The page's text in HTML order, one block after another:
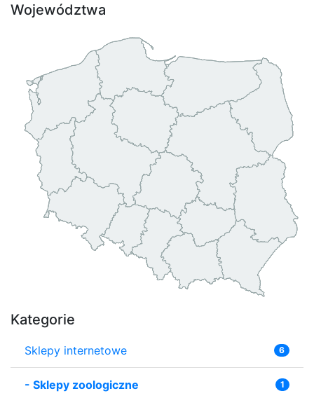
Województwa
Kategorie
Sklepy internetowe 6
- Sklepy zoologiczne 1